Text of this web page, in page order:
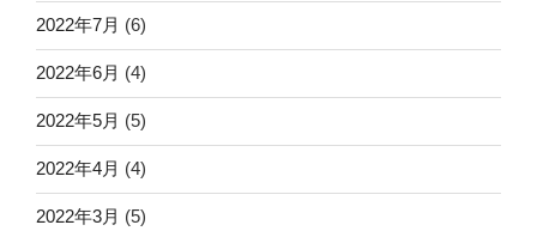
2022年7月 (6)
2022年6月 (4)
2022年5月 (5)
2022年4月 (4)
2022年3月 (5)